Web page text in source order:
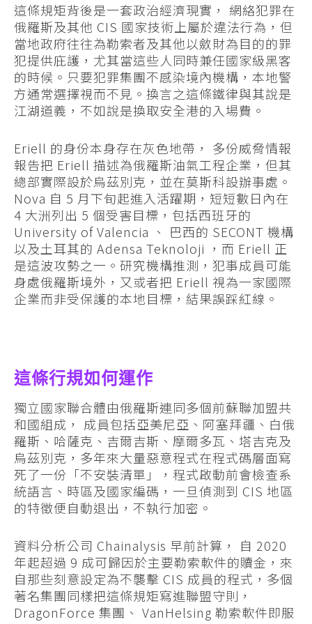
這條規矩背後是一套政治經濟現實， 網絡犯罪在
俄羅斯及其他 CIS 國家技術上屬於違法行為，但
當地政府往往為勒索者及其他以斂財為目的的罪
犯提供庇護，尤其當這些人同時兼任國家級黑客
的時候。只要犯罪集團不感染境內機構，本地警
方通常選擇視而不見。換言之這條鐵律與其說是
江湖道義，不如說是換取安全港的入場費。
Eriell 的身份本身存在灰色地帶， 多份威脅情報
報告把 Eriell 描述為俄羅斯油氣工程企業，但其
總部實際設於烏茲別克，並在莫斯科設辦事處。
Nova 自 5 月下旬起進入活躍期，短短數日內在
4 大洲列出 5 個受害目標，包括西班牙的
University of Valencia 、 巴西的 SECONT 機構
以及土耳其的 Adensa Teknoloji ，而 Eriell 正
是這波攻勢之一。研究機構推測，犯事成員可能
身處俄羅斯境外，又或者把 Eriell 視為一家國際
企業而非受保護的本地目標，結果誤踩紅線。
這條行規如何運作
獨立國家聯合體由俄羅斯連同多個前蘇聯加盟共
和國組成， 成員包括亞美尼亞、阿塞拜疆、白俄
羅斯、哈薩克、吉爾吉斯、摩爾多瓦、塔吉克及
烏茲別克，多年來大量惡意程式在程式碼層面寫
死了一份「不安裝清單」，程式啟動前會檢查系
統語言、時區及國家編碼，一旦偵測到 CIS 地區
的特徵便自動退出，不執行加密。
資料分析公司 Chainalysis 早前計算， 自 2020
年起超過 9 成可歸因於主要勒索軟件的贖金，來
自那些刻意設定為不襲擊 CIS 成員的程式，多個
著名集團同樣把這條規矩寫進聯盟守則，
DragonForce 集團、 VanHelsing 勒索軟件即服